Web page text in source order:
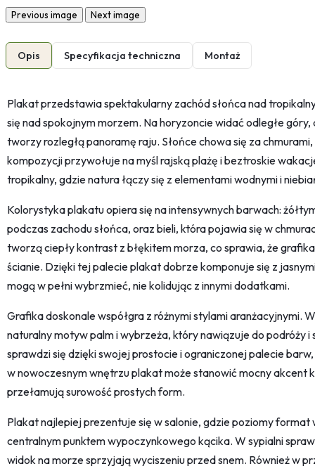
Previous image Next image
Opis Specyfikacja techniczna Montaż
Plakat przedstawia spektakularny zachód słońca nad
się nad spokojnym morzem. Na horyzoncie widać odległe
tworzy rozległą panoramę raju. Słońce chowa się za
kompozycji przywołuje na myśl rajską plażę i beztroskie
tropikalny, gdzie natura łączy się z elementami wodnymi i
Kolorystyka plakatu opiera się na intensywnych barwach:
podczas zachodu słońca, oraz bieli, która pojawia się w
tworzą ciepły kontrast z błękitem morza, co sprawia, że
ścianie. Dzięki tej palecie plakat dobrze komponuje się z
mogą w pełni wybrzmieć, nie kolidując z innymi dodatkami.
Grafika doskonale współgra z różnymi stylami aranżacyjnymi.
naturalny motyw palm i wybrzeża, który nawiązuje do podróży
sprawdzi się dzięki swojej prostocie i ograniczonej palecie
w nowoczesnym wnętrzu plakat może stanowić mocny akcent
przełamują surowość prostych form.
Plakat najlepiej prezentuje się w salonie, gdzie poziomy format
centralnym punktem wypoczynkowego kącika. W sypialni
widok na morze sprzyjają wyciszeniu przed snem. Również w